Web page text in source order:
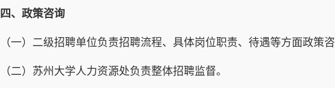
四、政策咨询
（一）二级招聘单位负责招聘流程、具体岗位职责、待遇等方面政策
（二）苏州大学人力资源处负责整体招聘监督。